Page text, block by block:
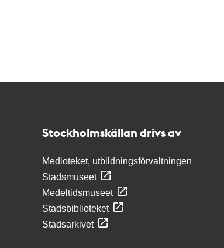
Stockholmskällan drivs av
Medioteket, utbildningsförvaltningen
Stadsmuseet
Medeltidsmuseet
Stadsbiblioteket
Stadsarkivet